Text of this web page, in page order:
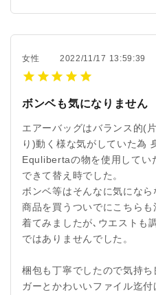
女性 2022/11/17 13:59:39
ボンベも気になりません
エアーバッグはバランス的(
り)動く様な気がしていた為
Equlibertaの物を使用してい
できて替え時でした。
ボンベ等はそんなに気にな
商品を買うついでにこちらも
着てみましたが､ウエストも
ではありませんでした。
梱包も丁寧でしたので気持
ガーとかわいいファイル迄